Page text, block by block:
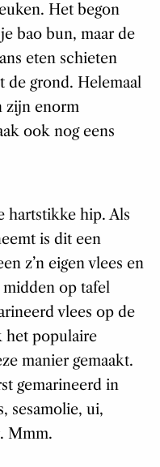
Het begon
bao bun, maar de
eten schieten
de grond. Helemaal
zijn enorm
ook nog eens
hartstikke hip. Als
is dit een
z’n eigen vlees en
op tafel
vlees op de
het populaire
manier gemaakt.
gemarineerd in
sesamolie, ui,
Mmm.